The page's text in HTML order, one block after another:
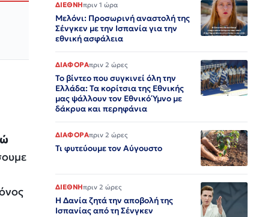
ΔΙΕΘΝΗπριν 1 ώρα
Μελόνι: Προσωρινή αναστολή της
Σένγκεν με την Ισπανία για την
εθνική ασφάλεια
ΔΙΑΦΟΡΑπριν 2 ώρες
Το βίντεο που συγκινεί όλη την
Ελλάδα: Τα κορίτσια της Εθνικής
μας ψάλλουν τον Εθνικό Ύμνο με
δάκρυα και περηφάνια
ΔΙΑΦΟΡΑπριν 2 ώρες
Τι φυτεύουμε τον Αύγουστο
ΔΙΕΘΝΗπριν 2 ώρες
Η Δανία ζητά την αποβολή της
Ισπανίας από τη Σένγκεν